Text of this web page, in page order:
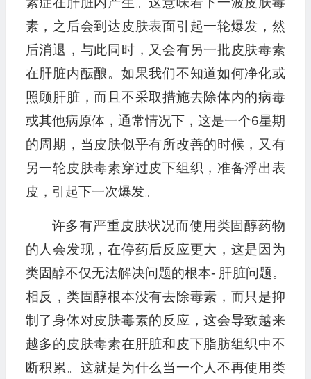
素，之后会到达皮肤表面引起一轮爆发，然
后消退，与此同时，又会有另一批皮肤毒素
在肝脏内酝酿。如果我们不知道如何净化或
照顾肝脏，而且不采取措施去除体内的病毒
或其他病原体，通常情况下，这是一个6星期
的周期，当皮肤似乎有所改善的时候，又有
另一轮皮肤毒素穿过皮下组织，准备浮出表
皮，引起下一次爆发。
许多有严重皮肤状况而使用类固醇药物
的人会发现，在停药后反应更大，这是因为
类固醇不仅无法解决问题的根本- 肝脏问题。
相反，类固醇根本没有去除毒素，而只是抑
制了身体对皮肤毒素的反应，这会导致越来
越多的皮肤毒素在肝脏和皮下脂肪组织中不
断积累。这就是为什么当一个人不再使用类